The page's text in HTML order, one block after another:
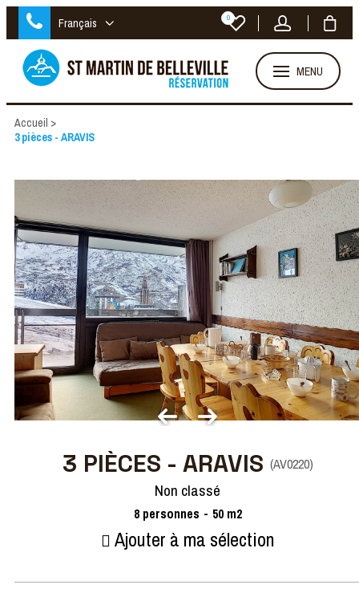
Français 0
MENU
Accueil >
3 pièces - ARAVIS
3 PIÈCES - ARAVIS (AV0220)
Non classé
8 personnes 50 m2
Ajouter à ma sélection